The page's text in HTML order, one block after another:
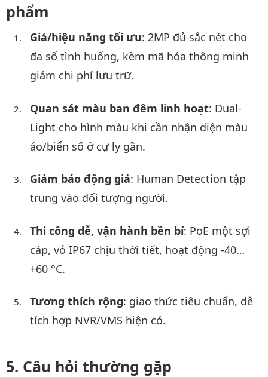
phẩm
Giá/hiệu năng tối ưu: 2MP đủ sắc nét cho
đa số tình huống, kèm mã hóa thông minh
giảm chi phí lưu trữ.
Quan sát màu ban đêm linh hoạt: Dual-
Light cho hình màu khi cần nhận diện màu
áo/biển số ở cự ly gần.
Giảm báo động giả: Human Detection tập
trung vào đối tượng người.
Thi công dễ, vận hành bền bỉ: PoE một sợi
cáp, vỏ IP67 chịu thời tiết, hoạt động -40…
+60 °C.
Tương thích rộng: giao thức tiêu chuẩn, dễ
tích hợp NVR/VMS hiện có.
Câu hỏi thường gặp